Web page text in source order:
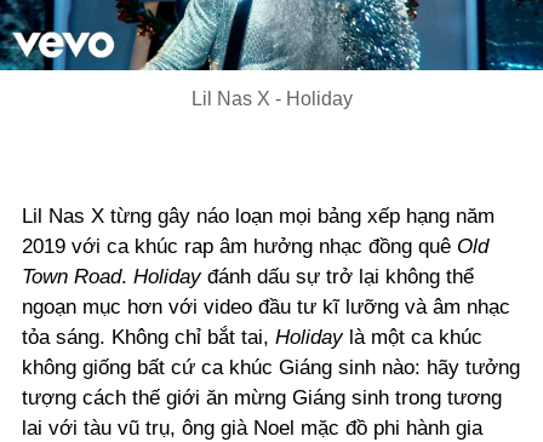
Video
Lil Nas X - Holiday
Lil Nas X từng gây náo loạn mọi bảng xếp hạng năm
2019 với ca khúc rap âm hưởng nhạc đồng quê Old
Town Road. Holiday đánh dấu sự trở lại không thể
ngoạn mục hơn với video đầu tư kĩ lưỡng và âm nhạc
tỏa sáng. Không chỉ bắt tai, Holiday là một ca khúc
không giống bất cứ ca khúc Giáng sinh nào: hãy tưởng
tượng cách thế giới ăn mừng Giáng sinh trong tương
lai với tàu vũ trụ, ông già Noel mặc đồ phi hành gia